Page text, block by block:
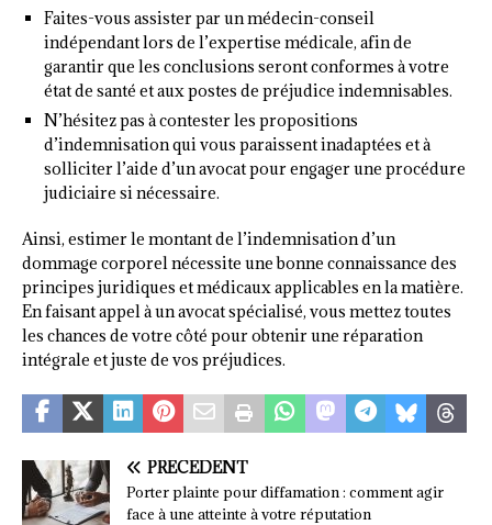
Faites-vous assister par un médecin-conseil
indépendant lors de l’expertise médicale, afin de
garantir que les conclusions seront conformes à votre
état de santé et aux postes de préjudice indemnisables.
N’hésitez pas à contester les propositions
d’indemnisation qui vous paraissent inadaptées et à
solliciter l’aide d’un avocat pour engager une procédure
judiciaire si nécessaire.
Ainsi, estimer le montant de l’indemnisation d’un
dommage corporel nécessite une bonne connaissance des
principes juridiques et médicaux applicables en la matière.
En faisant appel à un avocat spécialisé, vous mettez toutes
les chances de votre côté pour obtenir une réparation
intégrale et juste de vos préjudices.
PRÉCÉDENT
Porter plainte pour diffamation : comment agir
face à une atteinte à votre réputation